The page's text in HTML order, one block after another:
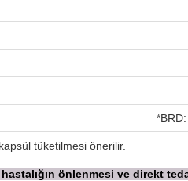
tüketilmesi önerilir.
önlenmesi ve direkt